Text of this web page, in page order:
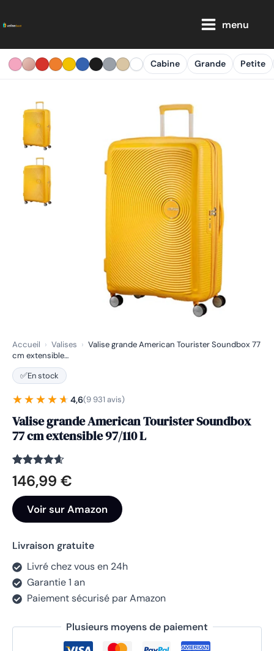
au
menu
Cabine Grande Petite
Accueil › Valises › Valise grande American Tourister Soundbox 77
cm extensible…
✅En stock
★★★★★
★★★★★ 4,6(9 931 avis)
Valise grande American Tourister Soundbox
77 cm extensible 97/110 L
Noté 4.6
sur 5
9931
notations
client
146,99 €
Voir sur Amazon
Livraison gratuite
Livré chez vous en 24h
Garantie 1 an
Paiement sécurisé par Amazon
Plusieurs moyens de paiement